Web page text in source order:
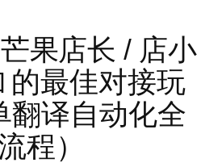
果店长 / 店小
的最佳对接玩
翻译自动化全
程）